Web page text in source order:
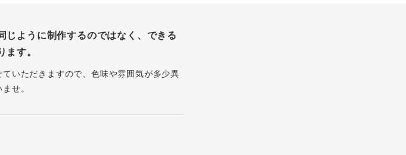
じように制作するのではなく、できる
ます。
いただきますので、色味や雰囲気が多少異
せ。